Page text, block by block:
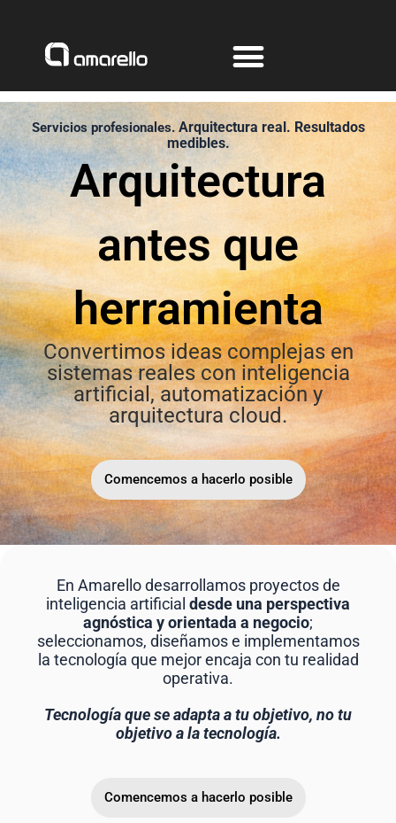
contenido
Servicios profesionales. Arquitectura real. Resultados
medibles.
Arquitectura
antes que
herramienta
Convertimos ideas complejas en
sistemas reales con inteligencia
artificial, automatización y
arquitectura cloud.
Comencemos a hacerlo posible
En Amarello desarrollamos proyectos de
inteligencia artificial desde una perspectiva
agnóstica y orientada a negocio;
seleccionamos, diseñamos e implementamos
la tecnología que mejor encaja con tu realidad
operativa.
Tecnología que se adapta a tu objetivo, no tu
objetivo a la tecnología.
Comencemos a hacerlo posible